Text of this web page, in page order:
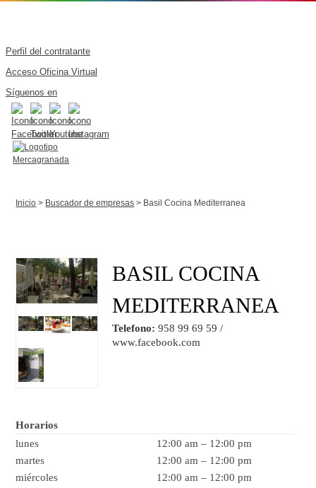
Perfil del contratante
Acceso Oficina Virtual
Síguenos en
Inicio > Buscador de empresas > Basil Cocina Mediterranea
BASIL COCINA
MEDITERRANEA
Telefono: 958 99 69 59 /
www.facebook.com
Horarios
lunes
12:00 am – 12:00 pm
martes
12:00 am – 12:00 pm
miércoles
12:00 am – 12:00 pm